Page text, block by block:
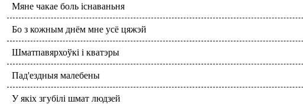
Мяне чакае боль існаваньня
Бо з кожным днём мне усё цяжэй
Шматпавярхоўкі і кватэры
Пад'ездныя малебены
У якіх згубілі шмат людзей